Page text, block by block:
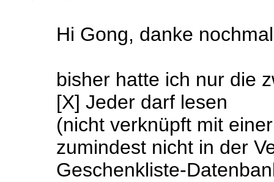
Hi Gong, danke
bisher hatte ich nur die
[X] Jeder darf lesen
(nicht verknüpft mit
zumindest nicht in der
Geschenkliste-